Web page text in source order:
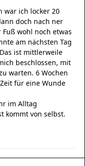
war ich locker 20
doch nach ner
wohl noch etwas
am nächsten Tag
ist mittlerweile
beschlossen, mit
warten. 6 Wochen
für eine Wunde
im Alltag
kommt von selbst.